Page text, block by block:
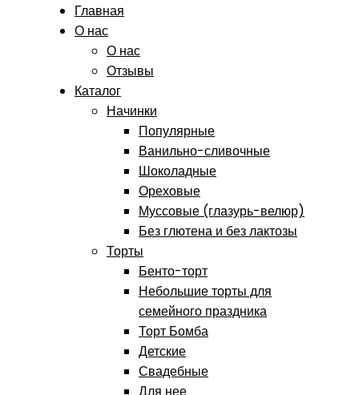
Главная
О нас
О нас
Отзывы
Каталог
Начинки
Популярные
Ванильно-сливочные
Шоколадные
Ореховые
Муссовые (глазурь-велюр)
Без глютена и без лактозы
Торты
Бенто-торт
Небольшие торты для
семейного праздника
Торт Бомба
Детские
Свадебные
Для нее